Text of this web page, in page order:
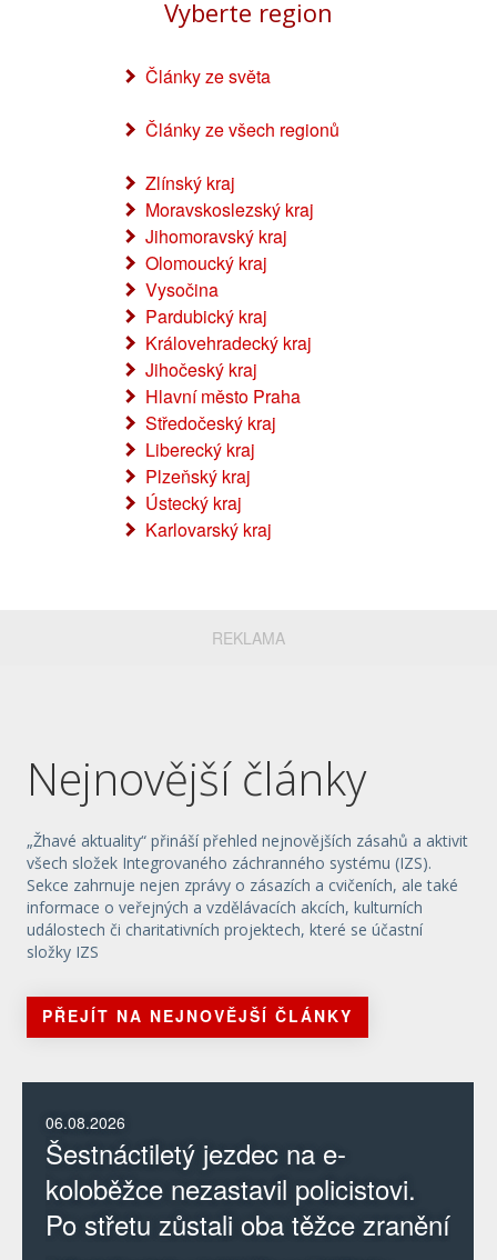
Vyberte region
Články ze světa
Články ze všech regionů
Zlínský kraj
Moravskoslezský kraj
Jihomoravský kraj
Olomoucký kraj
Vysočina
Pardubický kraj
Královehradecký kraj
Jihočeský kraj
Hlavní město Praha
Středočeský kraj
Liberecký kraj
Plzeňský kraj
Ústecký kraj
Karlovarský kraj
REKLAMA
Nejnovější články
„Žhavé aktuality“ přináší přehled nejnovějších zásahů a aktivit
všech složek Integrovaného záchranného systému (IZS).
Sekce zahrnuje nejen zprávy o zásazích a cvičeních, ale také
informace o veřejných a vzdělávacích akcích, kulturních
událostech či charitativních projektech, které se účastní
složky IZS
PŘEJÍT NA NEJNOVĚJŠÍ ČLÁNKY
06.08.2026
Šestnáctiletý jezdec na e-
koloběžce nezastavil policistovi.
Po střetu zůstali oba těžce zranění